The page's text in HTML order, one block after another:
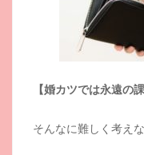
【婚カツでは永遠の
そんなに難しく考え